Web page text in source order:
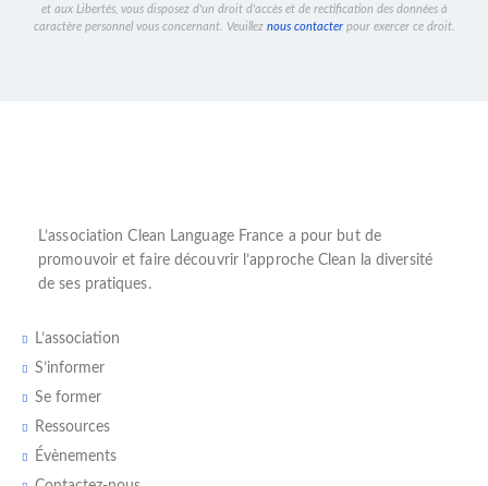
et aux Libertés, vous disposez d'un droit d'accès et de rectification des données à
caractère personnel vous concernant. Veuillez nous contacterpour exercer ce droit.
L’association Clean Language France a pour but de
promouvoir et faire découvrir l’approche Clean la diversité
de ses pratiques.
L’association
S’informer
Se former
Ressources
Évènements